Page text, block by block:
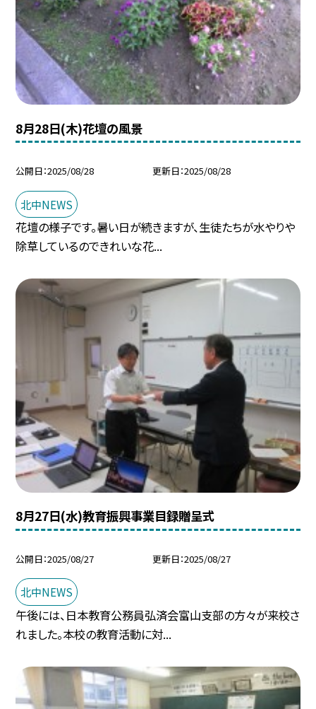
8月28日(木)花壇の風景
公開日 2025/08/28 更新日 2025/08/28
北中NEWS
花壇の様子です。暑い日が続きますが、生徒たちが水やりや
除草しているのできれいな花...
8月27日(水)教育振興事業目録贈呈式
公開日 2025/08/27 更新日 2025/08/27
北中NEWS
午後には、日本教育公務員弘済会富山支部の方々が来校さ
れました。本校の教育活動に対...